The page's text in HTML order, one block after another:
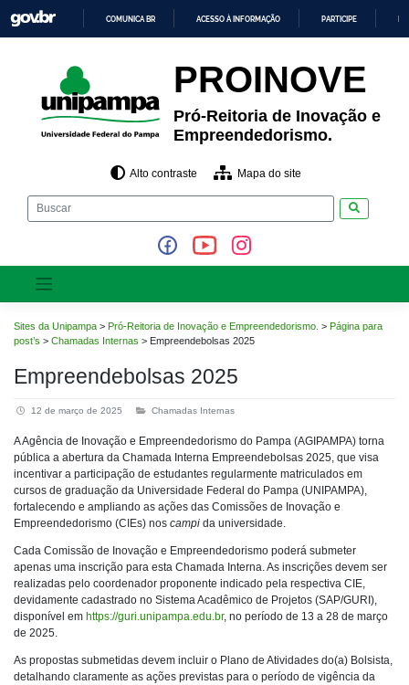
para
o
CONTEÚDO
COMUNICA BR ACESSO À INFORMAÇÃO PARTICIPE
PROINOVE
Pró-Reitoria de Inovação e
Empreendedorismo.
Alto contraste Mapa do site
Sites da Unipampa > Pró-Reitoria de Inovação e Empreendedorismo. > Página para
post’s > Chamadas Internas > Empreendebolsas 2025
Empreendebolsas 2025
12 de março de 2025 Chamadas Internas
A Agência de Inovação e Empreendedorismo do Pampa (AGIPAMPA) torna
pública a abertura da Chamada Interna Empreendebolsas 2025, que visa
incentivar a participação de estudantes regularmente matriculados em
cursos de graduação da Universidade Federal do Pampa (UNIPAMPA),
fortalecendo e ampliando as ações das Comissões de Inovação e
Empreendedorismo (CIEs) nos campi da universidade.
Cada Comissão de Inovação e Empreendedorismo poderá submeter
apenas uma inscrição para esta Chamada Interna. As inscrições devem ser
realizadas pelo coordenador proponente indicado pela respectiva CIE,
devidamente cadastrado no Sistema Acadêmico de Projetos (SAP/GURI),
disponível em https://guri.unipampa.edu.br, no período de 13 a 28 de março
de 2025.
As propostas submetidas devem incluir o Plano de Atividades do(a) Bolsista,
detalhando claramente as ações previstas para o período de vigência da